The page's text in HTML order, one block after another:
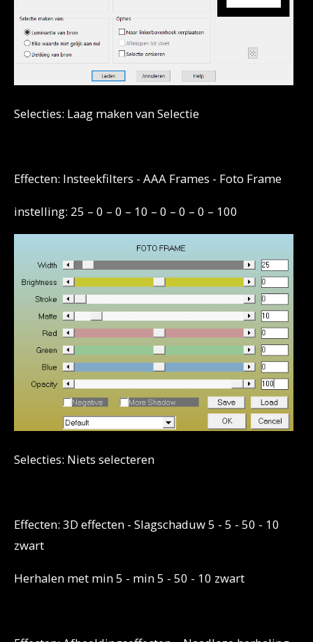
Selecties: Laag maken van Selectie
Effecten: Insteekfilters - AAA Frames - Foto Frame
instelling: 25 – 0 – 0 – 10 – 0 – 0 – 0 – 100
Selecties: Niets selecteren
Effecten: 3D effecten - Slagschaduw 5 - 5 - 50 - 10
zwart
Herhalen met min 5 - min 5 - 50 - 10 zwart